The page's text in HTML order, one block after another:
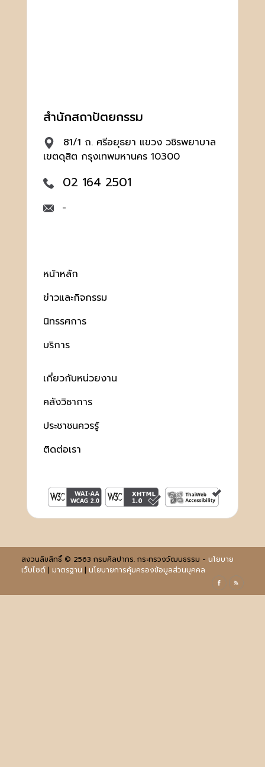
สำนักสถาปัตยกรรม
81/1 ถ. ศรีอยุธยา แขวง วชิรพยาบาล
เขตดุสิต กรุงเทพมหานคร 10300
02 164 2501
-
หน้าหลัก
ข่าวและกิจกรรม
นิทรรศการ
บริการ
เกี่ยวกับหน่วยงาน
คลังวิชาการ
ประชาชนควรรู้
ติดต่อเรา
สงวนลิขสิทธิ์ © 2563 กรมศิลปากร. กระทรวงวัฒนธรรม - นโยบาย
เว็บไซต์| มาตรฐาน | นโยบายการคุ้มครองข้อมูลส่วนบุคคล